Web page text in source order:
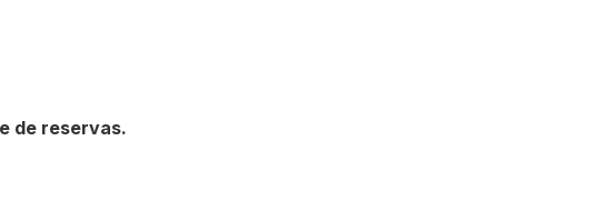
de reservas.